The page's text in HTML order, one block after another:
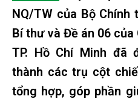
NQ/TW của Bộ
Bí thư và Đề án 06
TP. Hồ Chí Minh đã
thành các trụ cột
tổng hợp, góp phần